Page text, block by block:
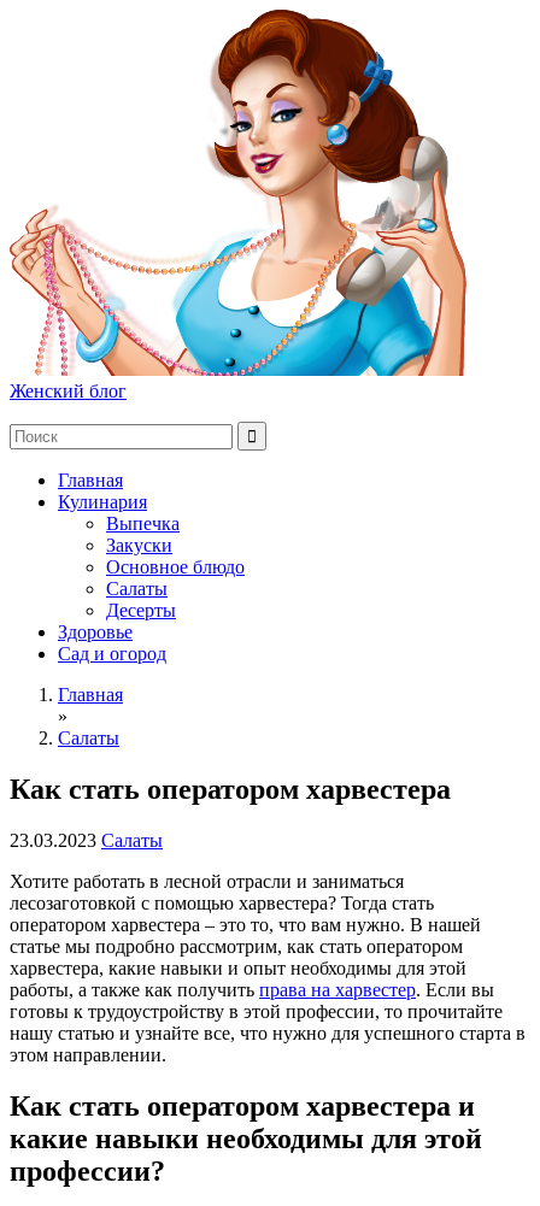
Женский блог
Главная
Кулинария
Выпечка
Закуски
Основное блюдо
Салаты
Десерты
Здоровье
Сад и огород
Главная
»
Салаты
Как стать оператором харвестера
23.03.2023 Салаты
Хотите работать в лесной отрасли и заниматься
лесозаготовкой с помощью харвестера? Тогда стать
оператором харвестера – это то, что вам нужно. В нашей
статье мы подробно рассмотрим, как стать оператором
харвестера, какие навыки и опыт необходимы для этой
работы, а также как получить права на харвестер. Если вы
готовы к трудоустройству в этой профессии, то прочитайте
нашу статью и узнайте все, что нужно для успешного старта в
этом направлении.
Как стать оператором харвестера и
какие навыки необходимы для этой
профессии?